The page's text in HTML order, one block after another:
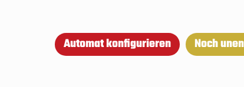
Automat konfigurieren Noch